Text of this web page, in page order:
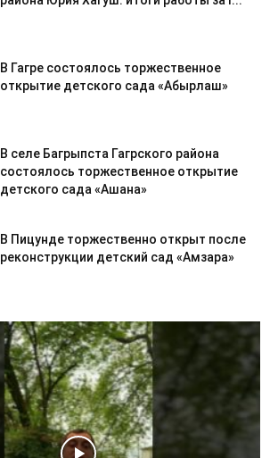
В Гагре состоялось торжественное
открытие детского сада «Абырлаш»
В селе Багрыпста Гагрского района
состоялось торжественное открытие
детского сада «Ашана»
В Пицунде торжественно открыт после
реконструкции детский сад «Амзара»